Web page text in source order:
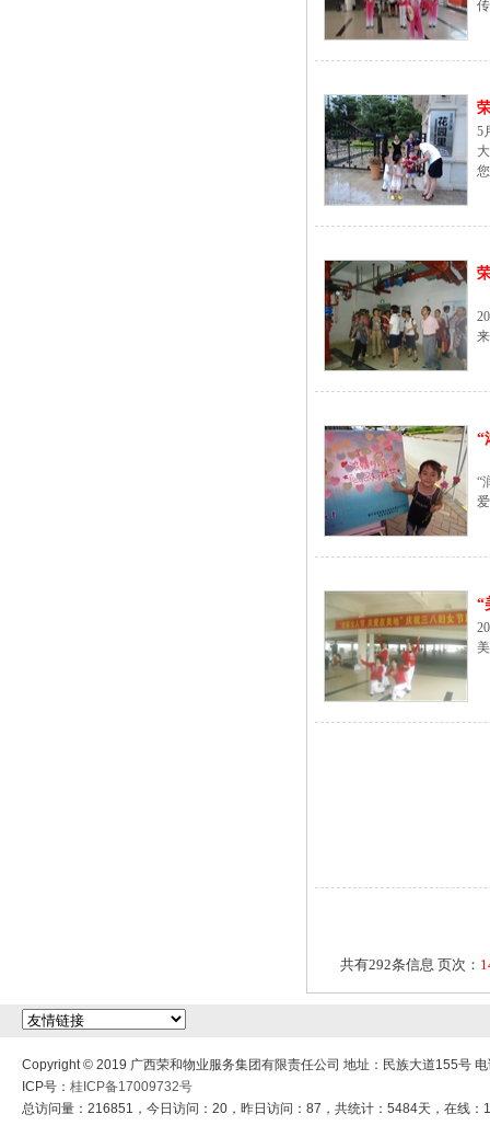
5
“
“
“
共有292条信息 页次：
Copyright © 2019 广西荣和物业服务集团有限责任公司 地址：民族大道155号
ICP号： 桂ICP备17009732号
总访问量：216851，今日访问：20，昨日访问：87，共统计：5484天，在线：